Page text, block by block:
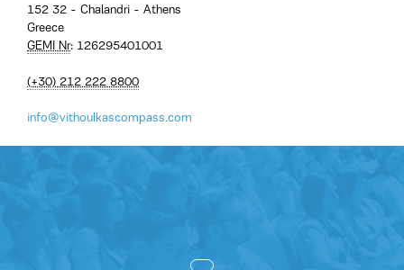
152 32 - Chalandri - Athens
Greece
GEMI Nr: 126295401001
(+30) 212 222 8800
info@vithoulkascompass.com